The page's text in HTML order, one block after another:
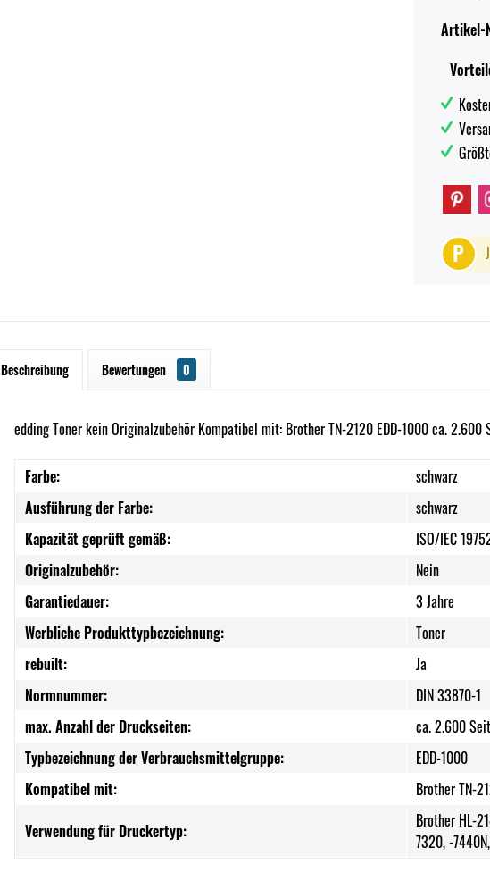
Artikel-
P
Beschreibung Bewertungen 0
edding Toner kein Originalzubehör Kompatibel mit: Brother TN-2120 EDD-1000 ca. 2.600
Farbe:
schwarz
Ausführung der Farbe:
schwarz
Kapazität geprüft gemäß:
ISO/IEC
Originalzubehör:
Nein
Garantiedauer:
3 Jahre
Werbliche Produkttypbezeichnung:
Toner
rebuilt:
Ja
Normnummer:
DIN 33870-1
max. Anzahl der Druckseiten:
ca. 2.600
Typbezeichnung der Verbrauchsmittelgruppe:
EDD-1000
Kompatibel mit:
Brother TN-
Verwendung für Druckertyp:
Brother HL-
7320, -